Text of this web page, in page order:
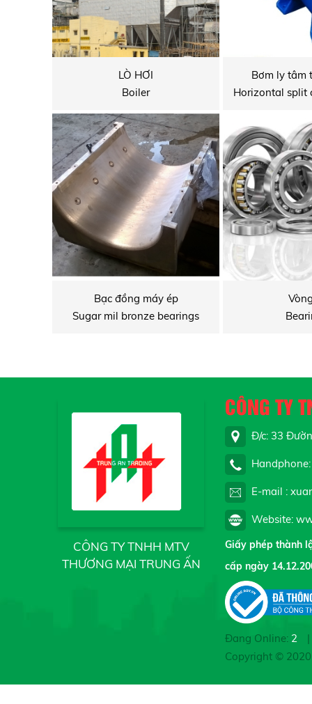
LÒ HƠI
Boiler
Bơm ly tâm
Bạc đồng máy ép
Sugar mil bronze bearings
CÔNG TY TNHH MTV
THƯƠNG MẠI TRUNG ẤN
CÔNG TY
Đ/c: 33
E-mail :
Website:
Giấy phép thành
cấp ngày
Đang Online: 2
|
Copyright ©